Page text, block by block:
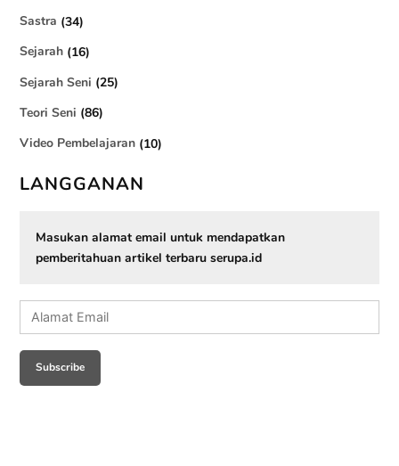
Sastra (34)
Sejarah (16)
Sejarah Seni (25)
Teori Seni (86)
Video Pembelajaran (10)
LANGGANAN
Masukan alamat email untuk mendapatkan
pemberitahuan artikel terbaru serupa.id
Alamat
Email
Subscribe